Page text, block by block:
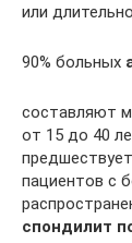
или
90% больных
составляют
от 15 до 40
пациентов с
спондилит